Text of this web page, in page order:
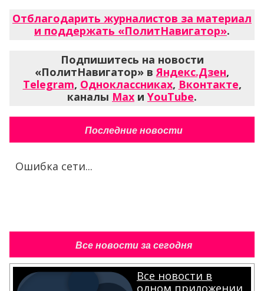
Отблагодарить журналистов за материал
и поддержать «ПолитНавигатор».
Подпишитесь на новости
«ПолитНавигатор» вЯндекс.Дзен,
Telegram, Одноклассниках, Вконтакте,
каналы Max и YouTube.
Последние новости
Ошибка сети...
Все новости за сегодня
Все новости в
одном приложении